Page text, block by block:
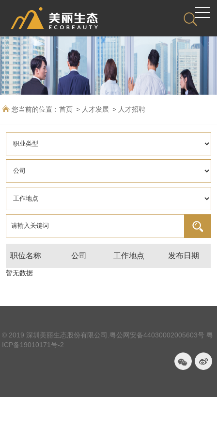
您当前的位置：首页 人才发展 人才招聘
职位名称 公司 工作地点 发布日期
暂无数据
© 2019 深圳美丽生态股份有限公司.粤公网安备44030002005603号 粤
ICP备19010171号-2